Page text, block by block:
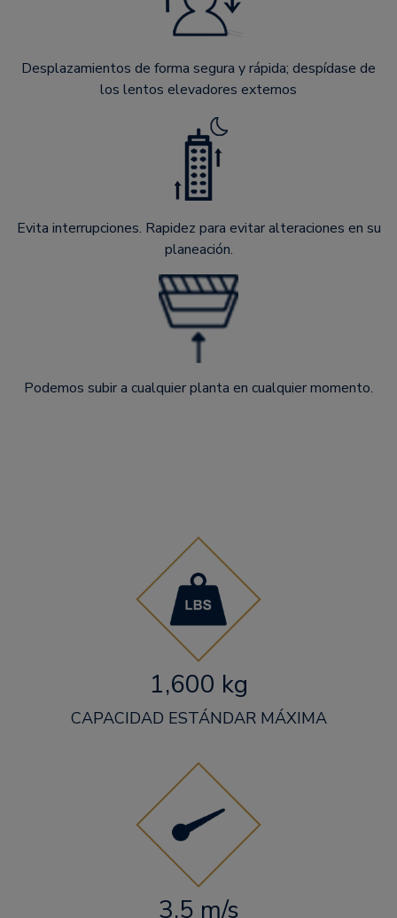
Desplazamientos de forma segura y rápida; despídase de
los lentos elevadores externos
Evita interrupciones. Rapidez para evitar alteraciones en su
planeación.
Podemos subir a cualquier planta en cualquier momento.
1,600 kg
CAPACIDAD ESTÁNDAR MÁXIMA
3.5 m/s